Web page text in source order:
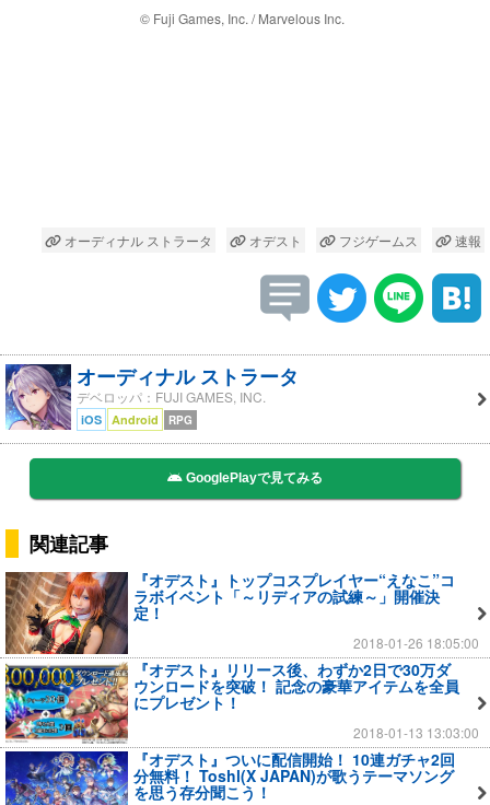
© Fuji Games, Inc. / Marvelous Inc.
オーディナル ストラータ オデスト フジゲームス 速報
オーディナル ストラータ
デベロッパ：FUJI GAMES, INC.
iOS Android RPG
GooglePlayで見てみる
関連記事
『オデスト』トップコスプレイヤー“えなこ”コ
ラボイベント「～リディアの試練～」開催決
定！
2018-01-26 18:05:00
『オデスト』リリース後、わずか2日で30万ダ
ウンロードを突破！ 記念の豪華アイテムを全員
にプレゼント！
2018-01-13 13:03:00
『オデスト』ついに配信開始！ 10連ガチャ2回
分無料！ Toshl(X JAPAN)が歌うテーマソング
を思う存分聞こう！